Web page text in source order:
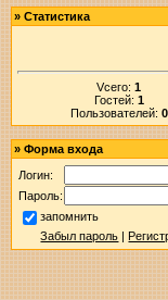
» Статистика
Vсего:1
Гостей: 1
Пользователей: 0
» Форма входа
Логин:
Пароль:
запомнить
Забыл пароль |